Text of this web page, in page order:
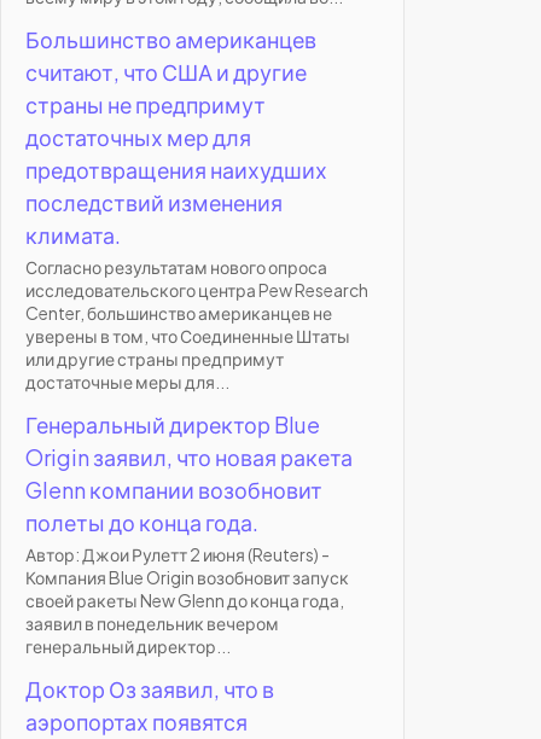
Большинство американцев
считают, что США и другие
страны не предпримут
достаточных мер для
предотвращения наихудших
последствий изменения
климата.
Согласно результатам нового опроса
исследовательского центра Pew Research
Center, большинство американцев не
уверены в том, что Соединенные Штаты
или другие страны предпримут
достаточные меры для...
Генеральный директор Blue
Origin заявил, что новая ракета
Glenn компании возобновит
полеты до конца года.
Автор: Джои Рулетт 2 июня (Reuters) -
Компания Blue Origin возобновит запуск
своей ракеты New Glenn до конца года,
заявил в понедельник вечером
генеральный директор...
Доктор Оз заявил, что в
аэропортах появятся